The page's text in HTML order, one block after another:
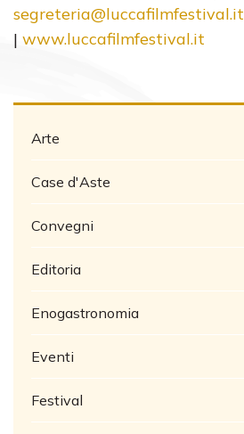
segreteria@luccafilmfestival.it
| www.luccafilmfestival.it
Arte
Case d'Aste
Convegni
Editoria
Enogastronomia
Eventi
Festival